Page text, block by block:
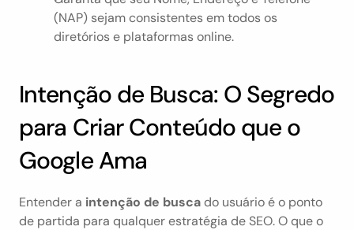
(NAP) sejam consistentes em todos os
diretórios e plataformas online.
Intenção de Busca: O Segredo
para Criar Conteúdo que o
Google Ama
Entender a intenção de busca do usuário é o ponto
de partida para qualquer estratégia de SEO. O que o